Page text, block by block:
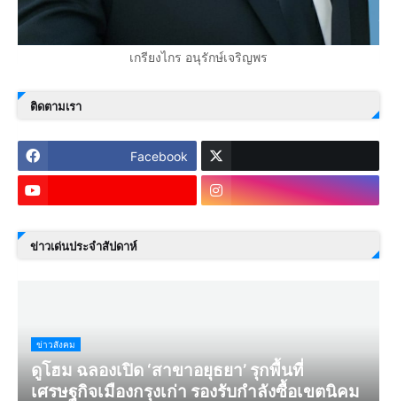
เกรียงไกร อนุรักษ์เจริญพร
ติดตามเรา
Facebook
ข่าวเด่นประจำสัปดาห์
ข่าวสังคม
ดูโฮม ฉลองเปิด ‘สาขาอยุธยา’ รุกพื้นที่
เศรษฐกิจเมืองกรุงเก่า รองรับกำลังซื้อเขตนิคม